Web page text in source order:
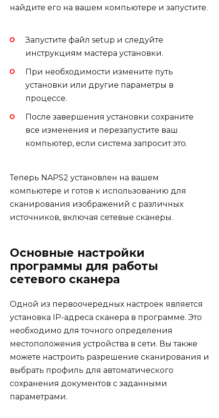
найдите его на вашем компьютере и запустите.
Запустите файл setup и следуйте
инструкциям мастера установки.
При необходимости измените путь
установки или другие параметры в
процессе.
После завершения установки сохраните
все изменения и перезапустите ваш
компьютер, если система запросит это.
Теперь NAPS2 установлен на вашем
компьютере и готов к использованию для
сканирования изображений с различных
источников, включая сетевые сканеры.
Основные настройки
программы для работы
сетевого сканера
Одной из первоочередных настроек является
установка IP-адреса сканера в программе. Это
необходимо для точного определения
местоположения устройства в сети. Вы также
можете настроить разрешение сканирования и
выбрать профиль для автоматического
сохранения документов с заданными
параметрами.